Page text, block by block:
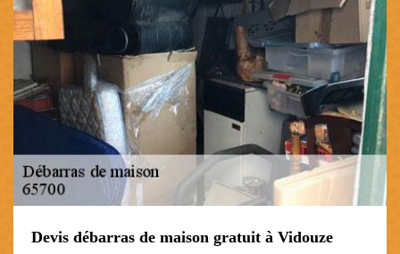
Devis débarras de maison gratuit à Vidouze